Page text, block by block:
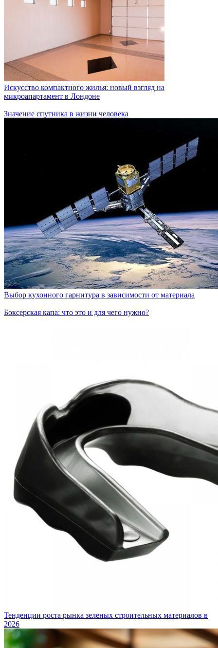
Искусство компактного жилья: новый взгляд на
микроапартамент в Лондоне
Значение спутника в жизни человека
Выбор кухонного гарнитура в зависимости от материала
Боксерская капа: что это и для чего нужно?
Тенденции роста рынка зеленых строительных материалов в
2026